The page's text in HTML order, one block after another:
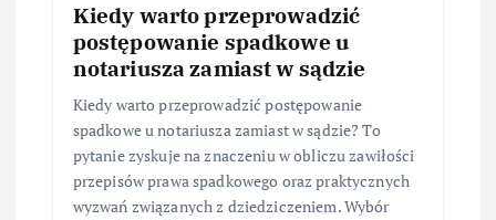
Kiedy warto przeprowadzić
postępowanie spadkowe u
notariusza zamiast w sądzie
Kiedy warto przeprowadzić postępowanie
spadkowe u notariusza zamiast w sądzie? To
pytanie zyskuje na znaczeniu w obliczu zawiłości
przepisów prawa spadkowego oraz praktycznych
wyzwań związanych z dziedziczeniem. Wybór